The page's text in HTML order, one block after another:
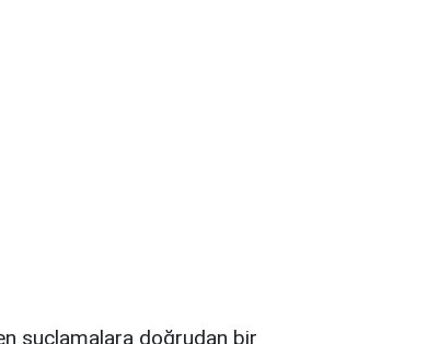
suçlamalara doğrudan bir